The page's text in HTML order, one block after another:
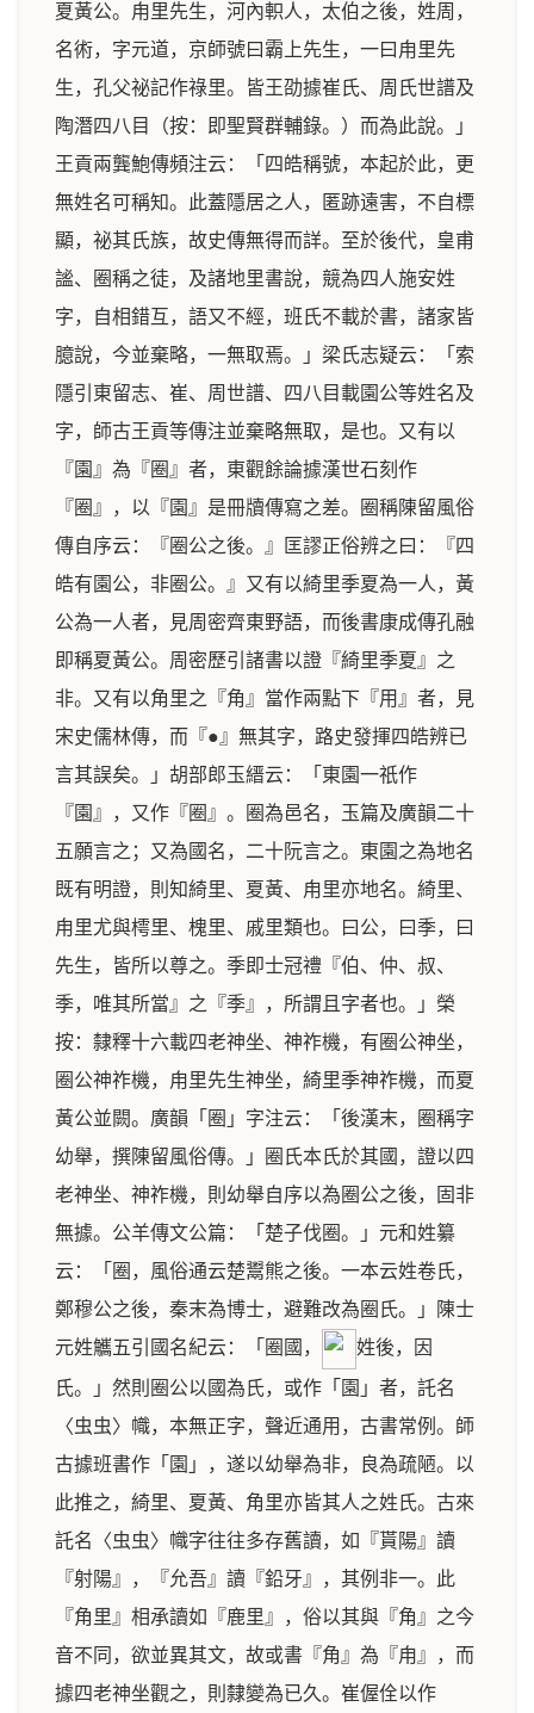
夏黃公。甪里先生，河內軹人，太伯之後，姓周，
名術，字元道，京師號曰霸上先生，一曰甪里先
生，孔父祕記作祿里。皆王劭據崔氏、周氏世譜及
陶潛四八目（按：即聖賢群輔錄。）而為此說。」
王貢兩龔鮑傳頻注云：「四皓稱號，本起於此，更
無姓名可稱知。此蓋隱居之人，匿跡遠害，不自標
顯，祕其氏族，故史傳無得而詳。至於後代，皇甫
謐、圈稱之徒，及諸地里書說，競為四人施安姓
字，自相錯互，語又不經，班氏不載於書，諸家皆
臆說，今並棄略，一無取焉。」梁氏志疑云：「索
隱引東留志、崔、周世譜、四八目載園公等姓名及
字，師古王貢等傳注並棄略無取，是也。又有以
『園』為『圈』者，東觀餘論據漢世石刻作
『圈』，以『園』是冊牘傳寫之差。圈稱陳留風俗
傳自序云：『圈公之後。』匡謬正俗辨之曰：『四
皓有園公，非圈公。』又有以綺里季夏為一人，黃
公為一人者，見周密齊東野語，而後書康成傳孔融
即稱夏黃公。周密歷引諸書以證『綺里季夏』之
非。又有以角里之『角』當作兩點下『用』者，見
宋史儒林傳，而『●』無其字，路史發揮四皓辨已
言其誤矣。」胡部郎玉縉云：「東園一祇作
『園』，又作『圈』。圈為邑名，玉篇及廣韻二十
五願言之；又為國名，二十阮言之。東園之為地名
既有明證，則知綺里、夏黃、甪里亦地名。綺里、
甪里尤與樗里、槐里、戚里類也。曰公，曰季，曰
先生，皆所以尊之。季即士冠禮『伯、仲、叔、
季，唯其所當』之『季』，所謂且字者也。」榮
按：隸釋十六載四老神坐、神祚機，有圈公神坐，
圈公神祚機，甪里先生神坐，綺里季神祚機，而夏
黃公並闕。廣韻「圈」字注云：「後漢末，圈稱字
幼舉，撰陳留風俗傳。」圈氏本氏於其國，證以四
老神坐、神祚機，則幼舉自序以為圈公之後，固非
無據。公羊傳文公篇：「楚子伐圈。」元和姓纂
云：「圈，風俗通云楚鬻熊之後。一本云姓卷氏，
鄭穆公之後，秦末為博士，避難改為圈氏。」陳士
元姓觿五引國名紀云：「圈國，
姓後，因
氏。」然則圈公以國為氏，或作「園」者，託名
〈虫虫〉幟，本無正字，聲近通用，古書常例。師
古據班書作「園」，遂以幼舉為非，良為疏陋。以
此推之，綺里、夏黃、角里亦皆其人之姓氏。古來
託名〈虫虫〉幟字往往多存舊讀，如『貰陽』讀
『射陽』，『允吾』讀『鉛牙』，其例非一。此
『角里』相承讀如『鹿里』，俗以其與『角』之今
音不同，欲並異其文，故或書『角』為『甪』，而
據四老神坐觀之，則隸變為已久。崔偓佺以作